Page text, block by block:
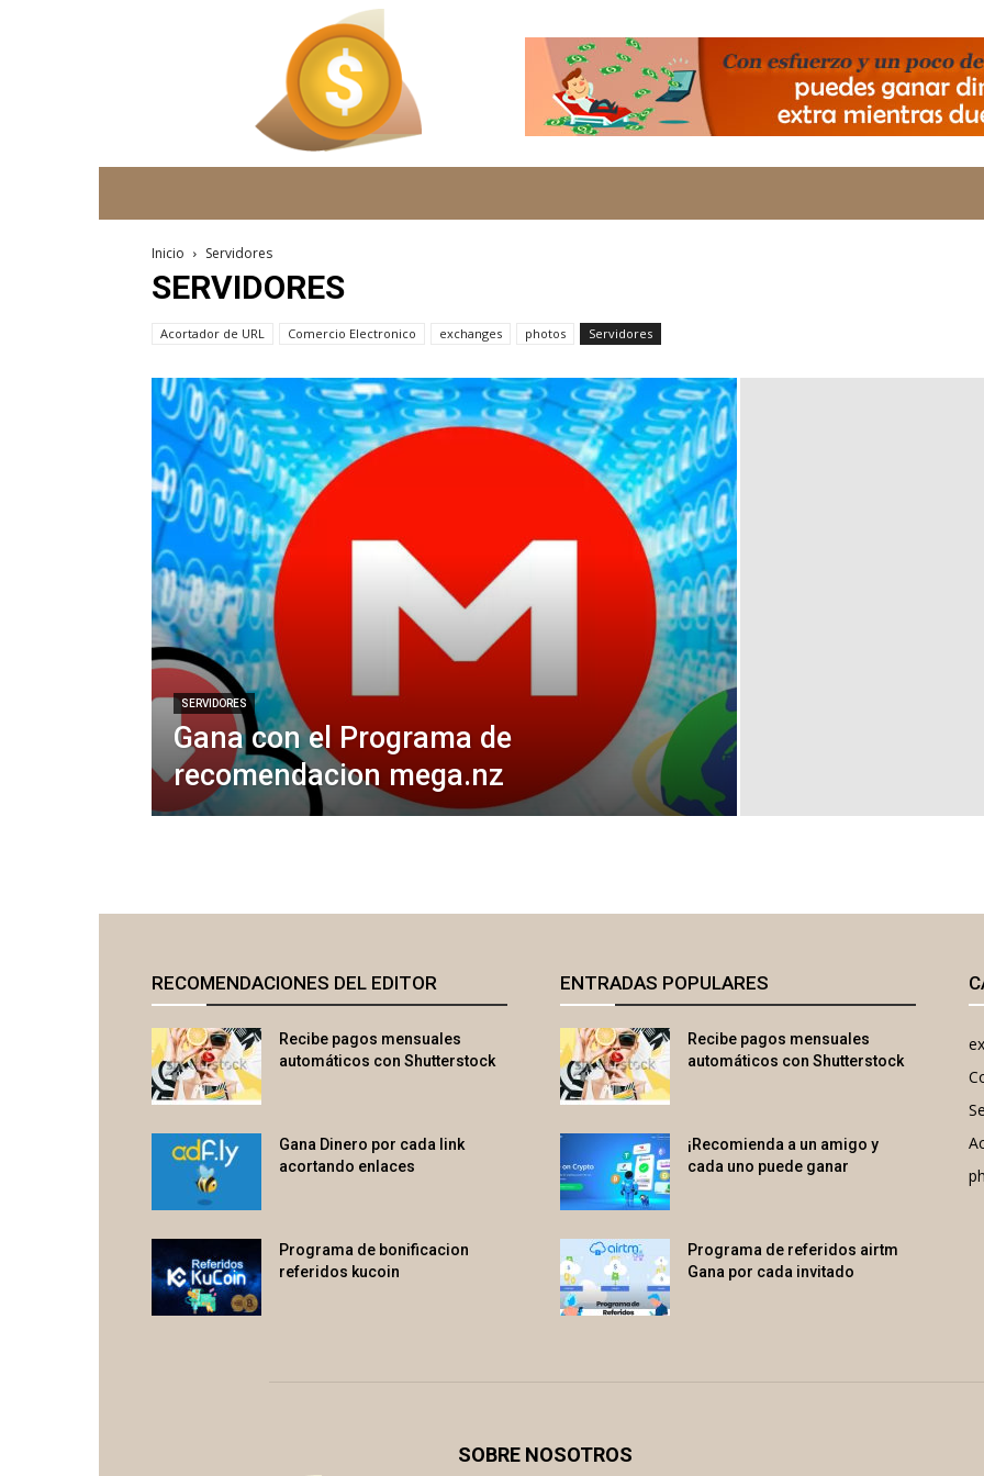
vivir
de
la
web
banners-vivir-de-la-web-con binance
Inicio Servidores
SERVIDORES
Acortador de URL Comercio Electronico exchanges photos Servidores
SERVIDORES
Gana con el Programa de
recomendacion mega.nz
RECOMENDACIONES DEL EDITOR
Recibe pagos mensuales
automáticos con Shutterstock
Gana Dinero por cada link
acortando enlaces
Programa de bonificacion
referidos kucoin
ENTRADAS POPULARES
Recibe pagos mensuales
automáticos con Shutterstock
¡Recomienda a un amigo y
cada uno puede ganar
Programa de referidos airtm
Gana por cada invitado
SOBRE NOSOTROS